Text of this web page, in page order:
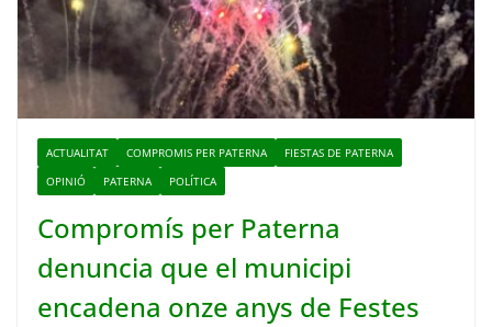
ACTUALITAT COMPROMIS PER PATERNA
FIESTAS DE PATERNA
OPINIÓ
PATERNA POLÍTICA
Compromís per Paterna
denuncia que el municipi
encadena onze anys de Festes